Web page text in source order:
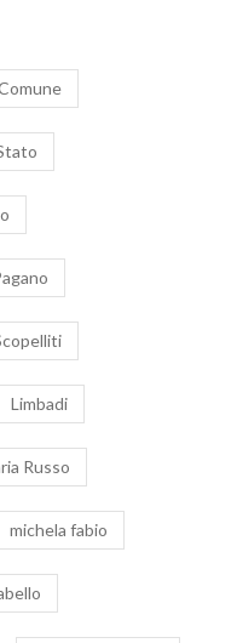
Limbadi
Russo
michela fabio